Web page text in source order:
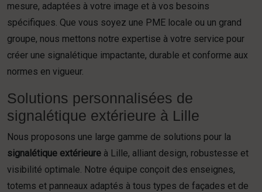
mesure, adaptées à votre image et à vos besoins
spécifiques. Que vous soyez une PME locale ou un grand
groupe, nous mettons notre expertise à votre service pour
créer une signalétique impactante, durable et conforme aux
normes en vigueur.
Solutions personnalisées de
signalétique extérieure à Lille
Nous proposons une large gamme de solutions pour la
signalétique extérieure à Lille, alliant design, robustesse et
visibilité optimale. Notre équipe conçoit des enseignes,
totems et panneaux adaptés à tous types de façades et de